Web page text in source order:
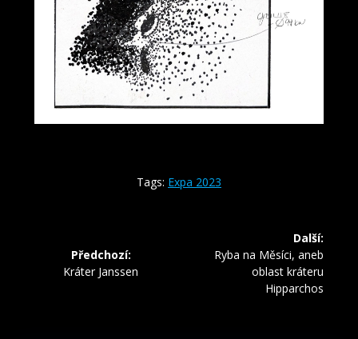
Tags: Expa 2023
Předchozí:
Předchozí
Kráter Janssen
Další:
Další
příspěvek:
Ryba na Měsíci, aneb
oblast kráteru
Hipparchos